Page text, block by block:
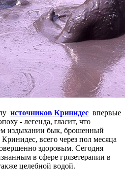
источников Кринидес впервые
- легенда, гласит, что
издыхании бык, брошенный
всего через пол месяца
здоровым. Сегодня
в сфере грязетерапии в
целебной водой.